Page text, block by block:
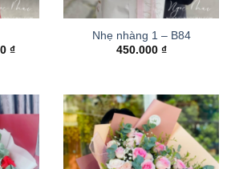
₫Giá
Nhẹ nhàng 1 – B84
450.000 ₫